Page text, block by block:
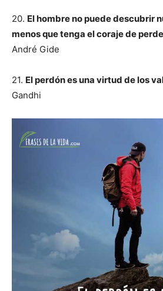
20. El hombre no puede descubrir
menos que tenga el coraje de
André Gide
21. El perdón es una virtud de los
Gandhi